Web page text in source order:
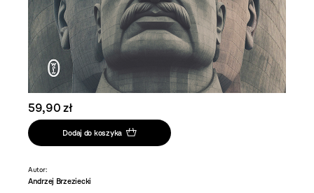
59,90 zł
Dodaj do koszyka
Autor:
Andrzej Brzeziecki